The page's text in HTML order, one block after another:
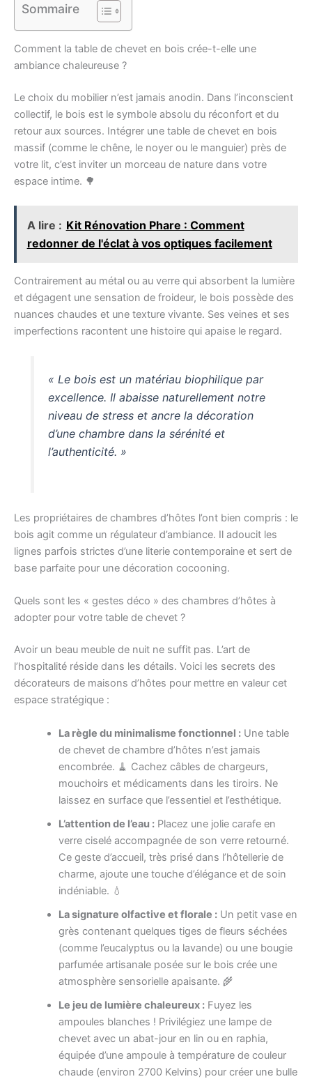
Sommaire
Comment la table de chevet en bois crée-t-elle une
ambiance chaleureuse ?
Le choix du mobilier n’est jamais anodin. Dans l’inconscient
collectif, le bois est le symbole absolu du réconfort et du
retour aux sources. Intégrer une table de chevet en bois
massif (comme le chêne, le noyer ou le manguier) près de
votre lit, c’est inviter un morceau de nature dans votre
espace intime. 🌳
A lire : Kit Rénovation Phare : Comment
redonner de l'éclat à vos optiques facilement
Contrairement au métal ou au verre qui absorbent la lumière
et dégagent une sensation de froideur, le bois possède des
nuances chaudes et une texture vivante. Ses veines et ses
imperfections racontent une histoire qui apaise le regard.
« Le bois est un matériau biophilique par
excellence. Il abaisse naturellement notre
niveau de stress et ancre la décoration
d’une chambre dans la sérénité et
l’authenticité. »
Les propriétaires de chambres d’hôtes l’ont bien compris : le
bois agit comme un régulateur d’ambiance. Il adoucit les
lignes parfois strictes d’une literie contemporaine et sert de
base parfaite pour une décoration cocooning.
Quels sont les « gestes déco » des chambres d’hôtes à
adopter pour votre table de chevet ?
Avoir un beau meuble de nuit ne suffit pas. L’art de
l’hospitalité réside dans les détails. Voici les secrets des
décorateurs de maisons d’hôtes pour mettre en valeur cet
espace stratégique :
La règle du minimalisme fonctionnel :Une table
de chevet de chambre d’hôtes n’est jamais
encombrée. 🧹 Cachez câbles de chargeurs,
mouchoirs et médicaments dans les tiroirs. Ne
laissez en surface que l’essentiel et l’esthétique.
L’attention de l’eau :Placez une jolie carafe en
verre ciselé accompagnée de son verre retourné.
Ce geste d’accueil, très prisé dans l’hôtellerie de
charme, ajoute une touche d’élégance et de soin
indéniable. 💧
La signature olfactive et florale :Un petit vase en
grès contenant quelques tiges de fleurs séchées
(comme l’eucalyptus ou la lavande) ou une bougie
parfumée artisanale posée sur le bois crée une
atmosphère sensorielle apaisante. 🌾
Le jeu de lumière chaleureux :Fuyez les
ampoules blanches ! Privilégiez une lampe de
chevet avec un abat-jour en lin ou en raphia,
équipée d’une ampoule à température de couleur
chaude (environ 2700 Kelvins) pour créer une bulle